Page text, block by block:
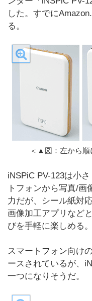
した。すでに
る。
＜▲図：左から順
iNSPiC PV-123は小
トフォンから写真/
力だが、シール紙対
画像加工アプリなど
びを手軽に楽しめる。
スマートフォン向け
ースされているが、
一つになりそうだ。